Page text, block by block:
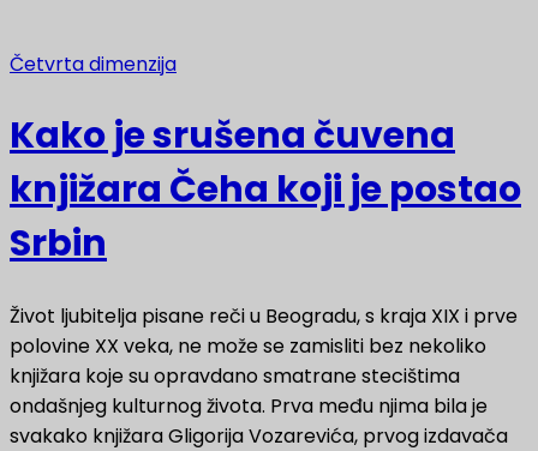
Četvrta dimenzija
Kako je srušena čuvena
knjižara Čeha koji je postao
Srbin
Život ljubitelja pisane reči u Beogradu, s kraja XIX i prve
polovine XX veka, ne može se zamisliti bez nekoliko
knjižara koje su opravdano smatrane stecištima
ondašnjeg kulturnog života. Prva među njima bila je
svakako knjižara Gligorija Vozarevića, prvog izdavača